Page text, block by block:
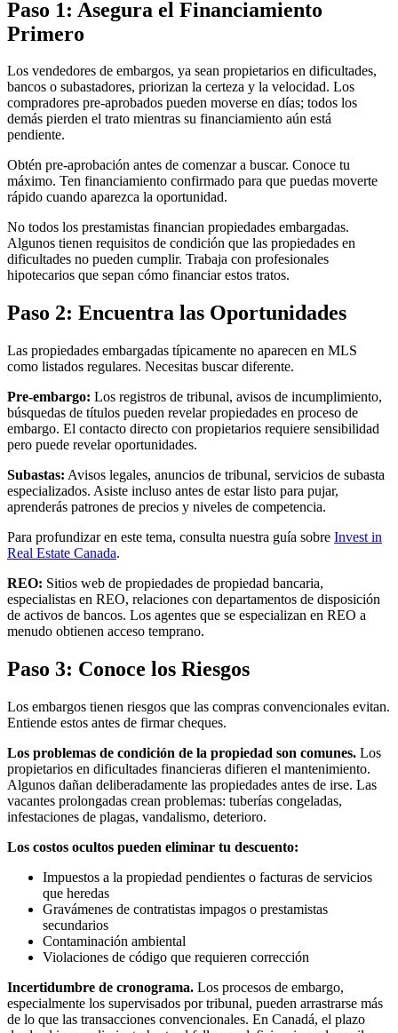
Paso 1: Asegura el Financiamiento
Primero
Los vendedores de embargos, ya sean propietarios en dificultades,
bancos o subastadores, priorizan la certeza y la velocidad. Los
compradores pre-aprobados pueden moverse en días; todos los
demás pierden el trato mientras su financiamiento aún está
pendiente.
Obtén pre-aprobación antes de comenzar a buscar. Conoce tu
máximo. Ten financiamiento confirmado para que puedas moverte
rápido cuando aparezca la oportunidad.
No todos los prestamistas financian propiedades embargadas.
Algunos tienen requisitos de condición que las propiedades en
dificultades no pueden cumplir. Trabaja con profesionales
hipotecarios que sepan cómo financiar estos tratos.
Paso 2: Encuentra las Oportunidades
Las propiedades embargadas típicamente no aparecen en MLS
como listados regulares. Necesitas buscar diferente.
Pre-embargo: Los registros de tribunal, avisos de incumplimiento,
búsquedas de títulos pueden revelar propiedades en proceso de
embargo. El contacto directo con propietarios requiere sensibilidad
pero puede revelar oportunidades.
Subastas: Avisos legales, anuncios de tribunal, servicios de subasta
especializados. Asiste incluso antes de estar listo para pujar,
aprenderás patrones de precios y niveles de competencia.
Para profundizar en este tema, consulta nuestra guía sobre Invest in
Real Estate Canada.
REO: Sitios web de propiedades de propiedad bancaria,
especialistas en REO, relaciones con departamentos de disposición
de activos de bancos. Los agentes que se especializan en REO a
menudo obtienen acceso temprano.
Paso 3: Conoce los Riesgos
Los embargos tienen riesgos que las compras convencionales evitan.
Entiende estos antes de firmar cheques.
Los problemas de condición de la propiedad son comunes. Los
propietarios en dificultades financieras difieren el mantenimiento.
Algunos dañan deliberadamente las propiedades antes de irse. Las
vacantes prolongadas crean problemas: tuberías congeladas,
infestaciones de plagas, vandalismo, deterioro.
Los costos ocultos pueden eliminar tu descuento:
Impuestos a la propiedad pendientes o facturas de servicios
que heredas
Gravámenes de contratistas impagos o prestamistas
secundarios
Contaminación ambiental
Violaciones de código que requieren corrección
Incertidumbre de cronograma. Los procesos de embargo,
especialmente los supervisados por tribunal, pueden arrastrarse más
de lo que las transacciones convencionales. En Canadá, el plazo